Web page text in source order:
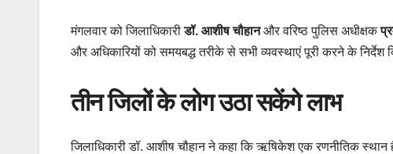
मंगलवार को जिलाधिकारीडॉ. आशीष चौहानऔर वरिष्ठ पुलिस अधीक्षक
और अधिकारियों को समयबद्ध तरीके से सभी व्यवस्थाएं पूरी करने के निर्देश
तीन जिलों के लोग उठा सकेंगे लाभ
जिलाधिकारी डॉ. आशीष चौहान ने कहा कि ऋषिकेश एक रणनीतिक स्थान